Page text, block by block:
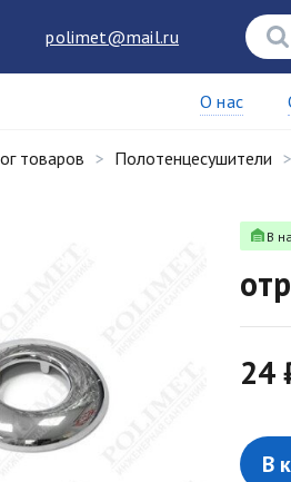
polimet@mail.ru
О нас
товаров Полотенцесушители
В
24
В